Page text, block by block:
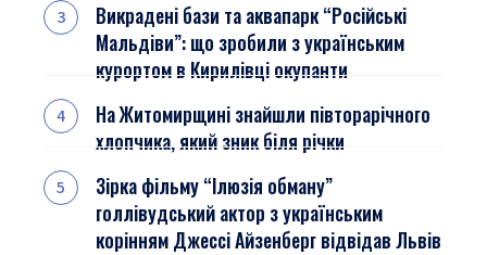
Викрадені бази та аквапарк “Російські
Мальдіви”: що зробили з українським
курортом в Кирилівці окупанти
На Житомирщині знайшли півторарічного
хлопчика, який зник біля річки
Зірка фільму “Ілюзія обману”
голлівудський актор з українським
корінням Джессі Айзенберг відвідав Львів